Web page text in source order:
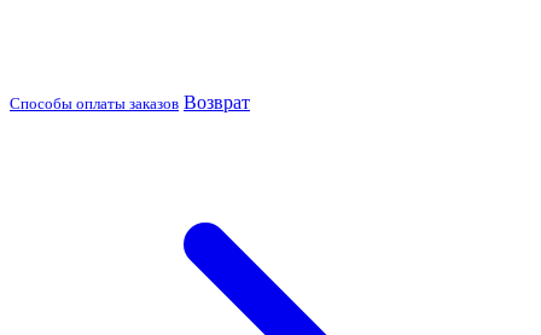
Способы оплаты заказов Возврат